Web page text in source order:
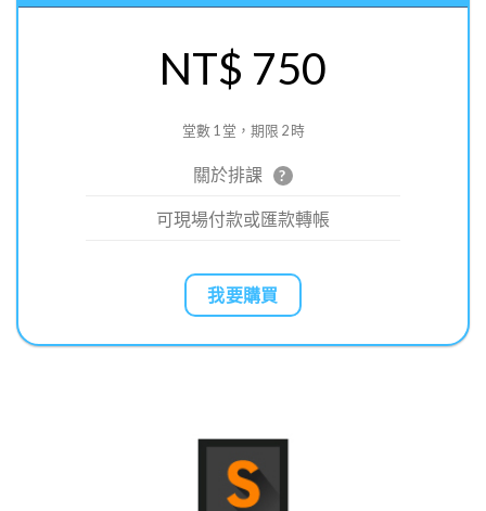
NT$ 750
堂數 1 堂，期限 2 時
關於排課 ?
可現場付款或匯款轉帳
我要購買